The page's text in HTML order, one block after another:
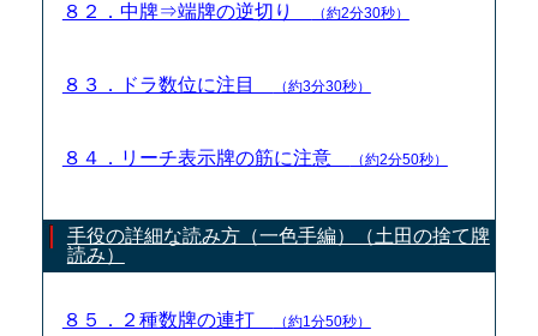
８２．中牌⇒端牌の逆切り （約2分30秒）
８３．ドラ数位に注目 （約3分30秒）
８４．リーチ表示牌の筋に注意 （約2分50秒）
手役の詳細な読み方（一色手編）（土田の捨て牌
読み）
８５．２種数牌の連打 （約1分50秒）